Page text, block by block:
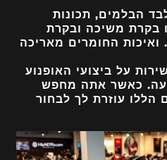
הבלמים, תכונות
בקרת משיכה ובקרת
ואיכות החומרים מאריכה
על ביצועי האופנוע
כאשר אתה מחפש
הללו עוזרת לך לבחור